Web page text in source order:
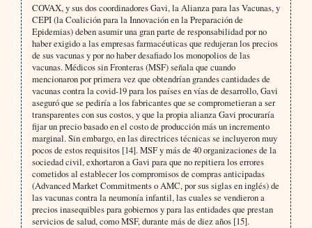
COVAX, y sus dos coordinadores Gavi, la Alianza para las Vacunas, y
CEPI (la Coalición para la Innovación en la Preparación de
Epidemias) deben asumir una gran parte de responsabilidad por no
haber exigido a las empresas farmacéuticas que redujeran los precios
de sus vacunas y por no haber desafiado los monopolios de las
vacunas. Médicos sin Fronteras (MSF) señala que cuando
mencionaron por primera vez que obtendrían grandes cantidades de
vacunas contra la covid-19 para los países en vías de desarrollo, Gavi
aseguró que se pediría a los fabricantes que se comprometieran a ser
transparentes con sus costos, y que la propia alianza Gavi procuraría
fijar un precio basado en el costo de producción más un incremento
marginal. Sin embargo, en las directrices técnicas se incluyeron muy
pocos de estos requisitos [14]. MSF y más de 40 organizaciones de la
sociedad civil, exhortaron a Gavi para que no repitiera los errores
cometidos al establecer los compromisos de compras anticipadas
(Advanced Market Commitments o AMC, por sus siglas en inglés) de
las vacunas contra la neumonía infantil, las cuales se vendieron a
precios inasequibles para gobiernos y para las entidades que prestan
servicios de salud, como MSF, durante más de diez años [15].